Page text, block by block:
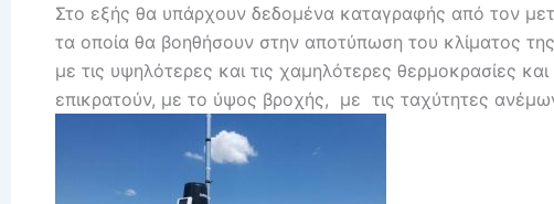
Στο εξής θα υπάρχουν δεδομένα καταγραφής από τον
τα οποία θα βοηθήσουν στην αποτύπωση του κλίματος
με τις υψηλότερες και τις χαμηλότερες θερμοκρασίες
επικρατούν, με το ύψος βροχής, με τις ταχύτητες ανέμων